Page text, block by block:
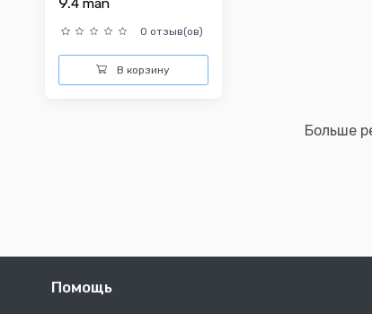
4 man
0 отзыв(ов)
В корзину
Больше
Помощь